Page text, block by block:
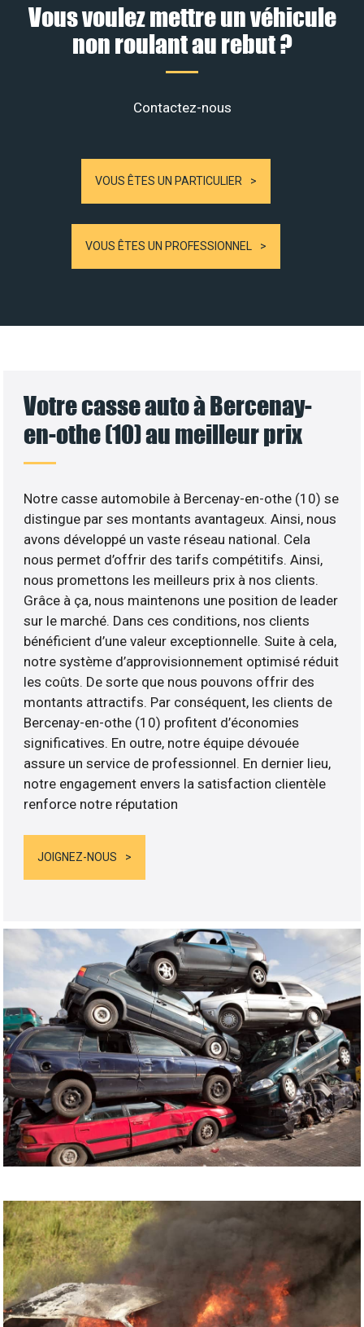
Vous voulez mettre un véhicule
non roulant au rebut ?
Contactez-nous
VOUS ÊTES UN PARTICULIER
VOUS ÊTES UN PROFESSIONNEL
Votre casse auto à Bercenay-
en-othe (10) au meilleur prix
Notre casse automobile à Bercenay-en-othe (10) se
distingue par ses montants avantageux. Ainsi, nous
avons développé un vaste réseau national. Cela
nous permet d’offrir des tarifs compétitifs. Ainsi,
nous promettons les meilleurs prix à nos clients.
Grâce à ça, nous maintenons une position de leader
sur le marché. Dans ces conditions, nos clients
bénéficient d’une valeur exceptionnelle. Suite à cela,
notre système d’approvisionnement optimisé réduit
les coûts. De sorte que nous pouvons offrir des
montants attractifs. Par conséquent, les clients de
Bercenay-en-othe (10) profitent d’économies
significatives. En outre, notre équipe dévouée
assure un service de professionnel. En dernier lieu,
notre engagement envers la satisfaction clientèle
renforce notre réputation
JOIGNEZ-NOUS